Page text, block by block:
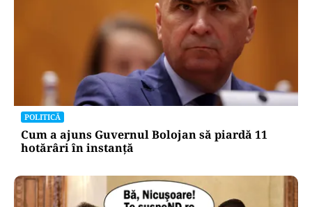
POLITICĂ
Cum a ajuns Guvernul Bolojan să piardă 11
hotărâri în instanță